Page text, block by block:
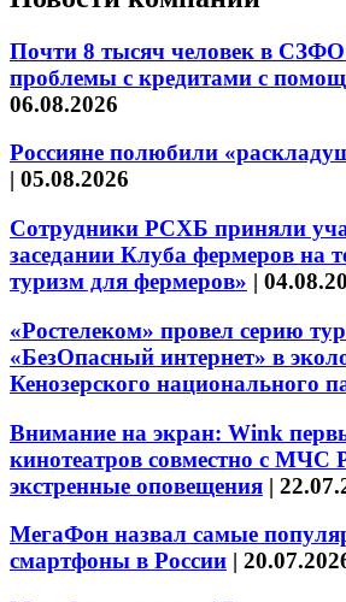
Почти 8 тысяч человек в
проблемы с кредитами с
06.08.2026
Россияне полюбили
| 05.08.2026
Сотрудники РСХБ приняли
заседании Клуба фермеров на
туризм для фермеров» |
«Ростелеком» провел серию
«БезОпасный интернет» в
Кенозерского национального
Внимание на экран: Wink
кинотеатров совместно с МЧС
экстренные оповещения |
МегаФон назвал самые
смартфоны в России |